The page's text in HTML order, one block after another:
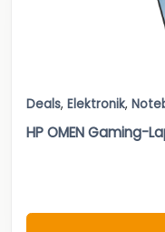
Deals, Elektronik,
HP OMEN Gaming-